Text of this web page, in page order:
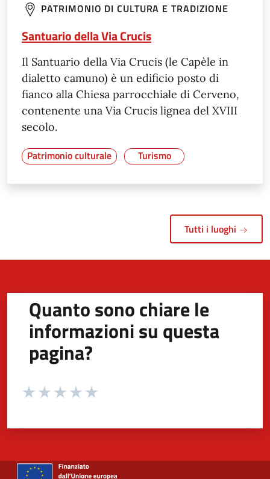
PATRIMONIO DI CULTURA E TRADIZIONE
Santuario della Via Crucis
Il Santuario della Via Crucis (le Capèle in
dialetto camuno) è un edificio posto di
fianco alla Chiesa parrocchiale di Cerveno,
contenente una Via Crucis lignea del XVIII
secolo.
Patrimonio culturale Turismo
Tutti i luoghi
Quanto sono chiare le
informazioni su questa
pagina?
Valuta da 1 a 5 stelle la pagina